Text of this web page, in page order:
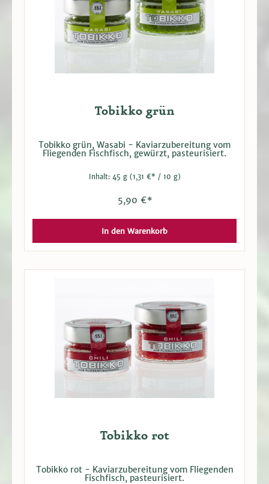
Tobikko grün
Tobikko grün, Wasabi - Kaviarzubereitung vom
Fliegenden Fischfisch, gewürzt, pasteurisiert.
Inhalt: 45 g (1,31 €* / 10 g)
5,90 €*
In den Warenkorb
Tobikko rot
Tobikko rot - Kaviarzubereitung vom Fliegenden
Fischfisch, pasteurisiert.